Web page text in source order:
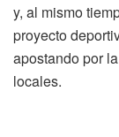
y, al mismo
proyecto
apostando por
locales.